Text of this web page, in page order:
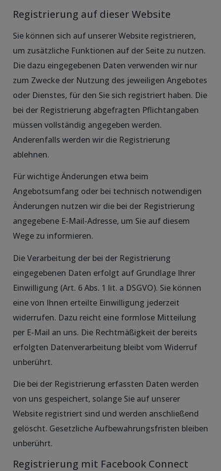
Registrierung auf dieser Website
Sie können sich auf unserer Website registrieren,
um zusätzliche Funktionen auf der Seite zu nutzen.
Die dazu eingegebenen Daten verwenden wir nur
zum Zwecke der Nutzung des jeweiligen Angebotes
oder Dienstes, für den Sie sich registriert haben. Die
bei der Registrierung abgefragten Pflichtangaben
müssen vollständig angegeben werden.
Anderenfalls werden wir die Registrierung
ablehnen.
Für wichtige Änderungen etwa beim
Angebotsumfang oder bei technisch notwendigen
Änderungen nutzen wir die bei der Registrierung
angegebene E-Mail-Adresse, um Sie auf diesem
Wege zu informieren.
Die Verarbeitung der bei der Registrierung
eingegebenen Daten erfolgt auf Grundlage Ihrer
Einwilligung (Art. 6 Abs. 1 lit. a DSGVO). Sie können
eine von Ihnen erteilte Einwilligung jederzeit
widerrufen. Dazu reicht eine formlose Mitteilung
per E-Mail an uns. Die Rechtmäßigkeit der bereits
erfolgten Datenverarbeitung bleibt vom Widerruf
unberührt.
Die bei der Registrierung erfassten Daten werden
von uns gespeichert, solange Sie auf unserer
Website registriert sind und werden anschließend
gelöscht. Gesetzliche Aufbewahrungsfristen bleiben
unberührt.
Registrierung mit Facebook Connect